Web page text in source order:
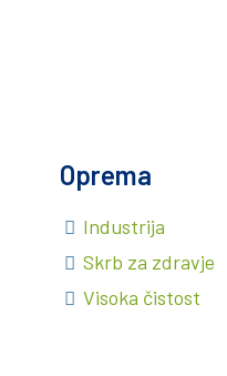
Oprema
Industrija
Skrb za zdravje
Visoka čistost